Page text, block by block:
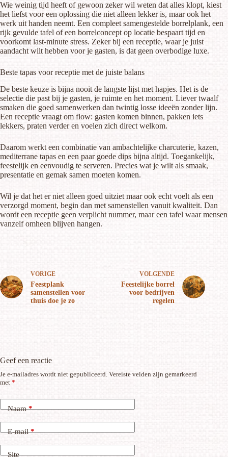
Wie weinig tijd heeft of gewoon zeker wil weten dat alles klopt, kiest
het liefst voor een oplossing die niet alleen lekker is, maar ook het
werk uit handen neemt. Een compleet samengestelde borrelplank, een
rijk gevulde tafel of een borrelconcept op locatie bespaart tijd en
voorkomt last-minute stress. Zeker bij een receptie, waar je juist
aandacht wilt hebben voor je gasten, is dat geen overbodige luxe.
Beste tapas voor receptie met de juiste balans
De beste keuze is bijna nooit de langste lijst met hapjes. Het is de
selectie die past bij je gasten, je ruimte en het moment. Liever twaalf
smaken die goed samenwerken dan twintig losse ideeën zonder lijn.
Een receptie vraagt om flow: gasten komen binnen, pakken iets
lekkers, praten verder en voelen zich direct welkom.
Daarom werkt een combinatie van ambachtelijke charcuterie, kazen,
mediterrane tapas en een paar goede dips bijna altijd. Toegankelijk,
feestelijk en eenvoudig te serveren. Precies wat je wilt als smaak,
presentatie en gemak samen moeten komen.
Wil je dat het er niet alleen goed uitziet maar ook echt voelt als een
verzorgd moment, begin dan met samenstellen vanuit kwaliteit. Dan
wordt een receptie geen verplicht nummer, maar een tafel waar mensen
vanzelf omheen blijven hangen.
VORIGE
Feestplank
samenstellen voor
thuis doe je zo
VOLGENDE
Feestelijke borrel
voor bedrijven
regelen
Geef een reactie
Je e-mailadres wordt niet gepubliceerd. Vereiste velden zijn gemarkeerd
met *
Naam*
E-mail*
Site